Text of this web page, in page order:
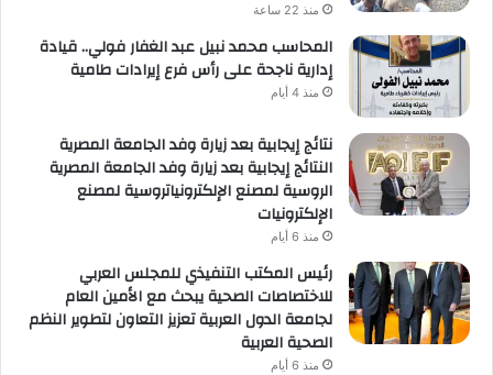
منذ 22 ساعة
المحاسب محمد نبيل عبد الغفار فولي.. قيادة
إدارية ناجحة على رأس فرع إيرادات طامية
منذ 4 أيام
نتائج إيجابية بعد زيارة وفد الجامعة المصرية
النتائج إيجابية بعد زيارة وفد الجامعة المصرية
الروسية لمصنع الإلكترونياتروسية لمصنع
الإلكترونيات
منذ 6 أيام
رئيس المكتب التنفيذي للمجلس العربي
للاختصاصات الصحية يبحث مع الأمين العام
لجامعة الدول العربية تعزيز التعاون لتطوير النظم
الصحية العربية
منذ 6 أيام